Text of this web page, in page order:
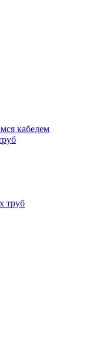
кабелем
труб